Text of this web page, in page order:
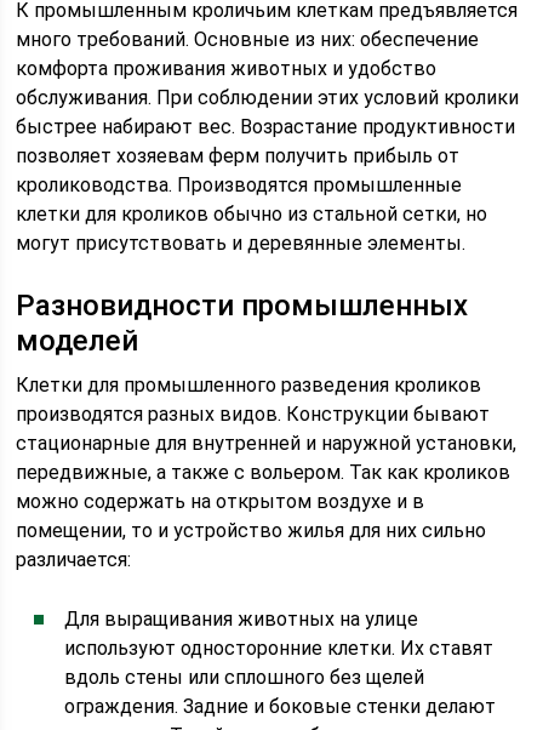
К промышленным кроличьим клеткам предъявляется
много требований. Основные из них: обеспечение
комфорта проживания животных и удобство
обслуживания. При соблюдении этих условий кролики
быстрее набирают вес. Возрастание продуктивности
позволяет хозяевам ферм получить прибыль от
кролиководства. Производятся промышленные
клетки для кроликов обычно из стальной сетки, но
могут присутствовать и деревянные элементы.
Разновидности промышленных
моделей
Клетки для промышленного разведения кроликов
производятся разных видов. Конструкции бывают
стационарные для внутренней и наружной установки,
передвижные, а также с вольером. Так как кроликов
можно содержать на открытом воздухе и в
помещении, то и устройство жилья для них сильно
различается:
Для выращивания животных на улице
используют односторонние клетки. Их ставят
вдоль стены или сплошного без щелей
ограждения. Задние и боковые стенки делают